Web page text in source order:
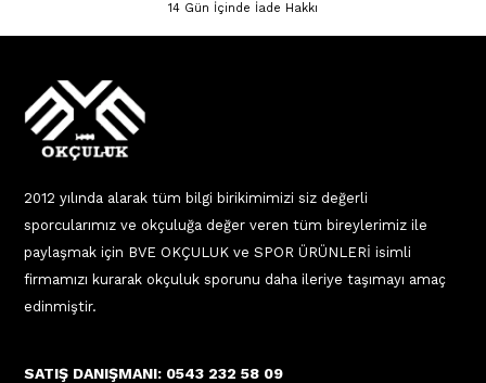
14 Gün İçinde İade Hakkı
2012 yılında alarak tüm bilgi birikimimizi siz değerli
sporcularımız ve okçuluğa değer veren tüm bireylerimiz ile
paylaşmak için BVE OKÇULUK ve SPOR ÜRÜNLERİ isimli
firmamızı kurarak okçuluk sporunu daha ileriye taşımayı amaç
edinmiştir.
SATIŞ DANIŞMANI: 0543 232 58 09